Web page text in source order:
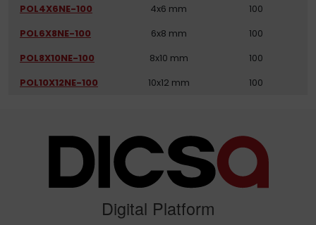
POL4X6NE-100
4x6 mm
100
POL6X8NE-100
6x8 mm
100
POL8X10NE-100
8x10 mm
100
POL10X12NE-100
10x12 mm 100
Digital Platform